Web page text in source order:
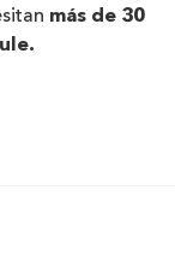
más de 30